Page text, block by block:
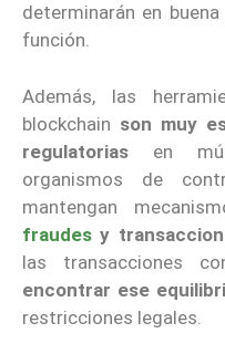
determinarán en
función.
Además, las
blockchain son muy
regulatorias en
organismos de
mantengan
fraudes y
las transacciones
encontrar ese
restricciones legales.